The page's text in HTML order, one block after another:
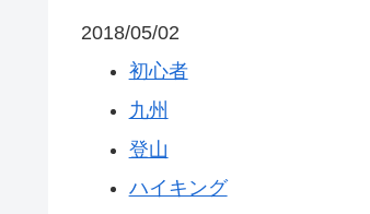
2018/05/02
初心者
九州
登山
ハイキング